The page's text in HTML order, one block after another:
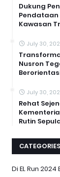
Dukung
Kawasan
July 30,
Nusron
July 30,
Rehat
Rutin
CATEGORIES
Di EL Run